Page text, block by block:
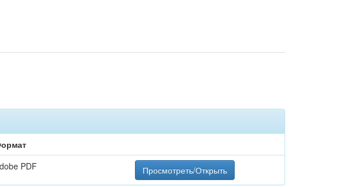
PDF Просмотреть/Открыть